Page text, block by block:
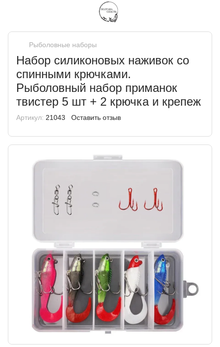
Рыболовные наборы
Набор силиконовых наживок со
спинными крючками.
Рыболовный набор приманок
твистер 5 шт + 2 крючка и крепеж
Артикул: 21043 Оставить отзыв